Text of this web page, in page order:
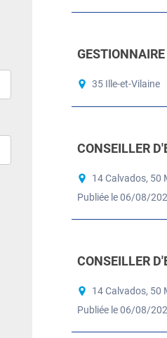
35 Ille-et-Vilaine
CONSEILLER
14 Calvados, 50
Publiée le 06/08/
CONSEILLER
14 Calvados, 50
Publiée le 06/08/